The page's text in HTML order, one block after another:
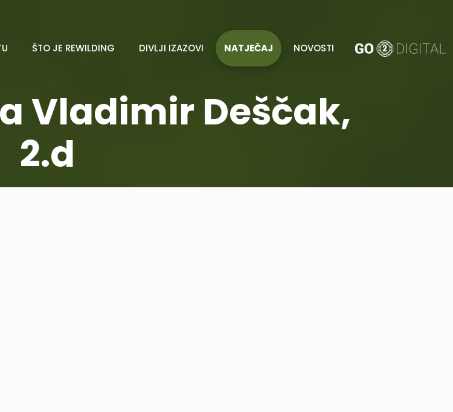
ŠTO JE REWILDING DIVLJI IZAZOVI NATJEČAJ NOVOSTI
Vladimir Deščak,
2.d